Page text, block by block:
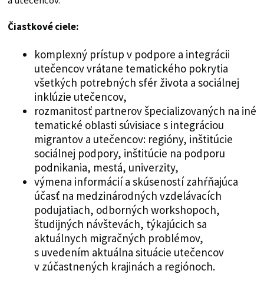
Čiastkové ciele:
komplexný prístup v podpore a integrácii
utečencov vrátane tematického pokrytia
všetkých potrebných sfér života a sociálnej
inklúzie utečencov,
rozmanitosť partnerov špecializovaných na iné
tematické oblasti súvisiace s integráciou
migrantov a utečencov: regióny, inštitúcie
sociálnej podpory, inštitúcie na podporu
podnikania, mestá, univerzity,
výmena informácií a skúseností zahŕňajúca
účasť na medzinárodných vzdelávacích
podujatiach, odborných workshopoch,
študijných návštevách, týkajúcich sa
aktuálnych migračných problémov,
s uvedením aktuálna situácie utečencov
v zúčastnených krajinách a regiónoch.